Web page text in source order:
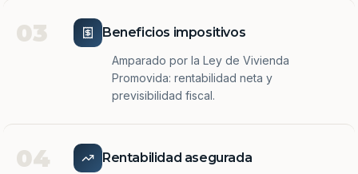
03 Beneficios impositivos
Amparado por la Ley de Vivienda
Promovida: rentabilidad neta y
previsibilidad fiscal.
04 Rentabilidad asegurada